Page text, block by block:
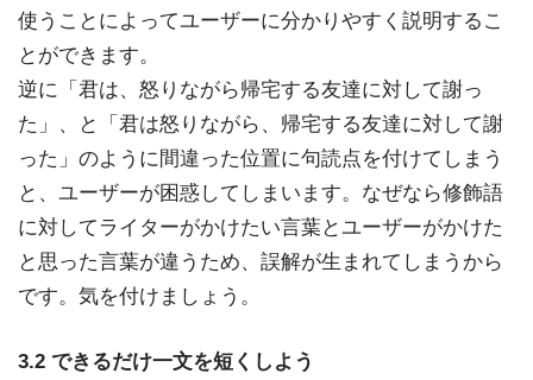
使うことによってユーザーに分かりやすく説明するこ
とができます。
逆に「君は、怒りながら帰宅する友達に対して謝っ
た」、と「君は怒りながら、帰宅する友達に対して謝
った」のように間違った位置に句読点を付けてしまう
と、ユーザーが困惑してしまいます。なぜなら修飾語
に対してライターがかけたい言葉とユーザーがかけた
と思った言葉が違うため、誤解が生まれてしまうから
です。気を付けましょう。
3.2 できるだけ一文を短くしよう